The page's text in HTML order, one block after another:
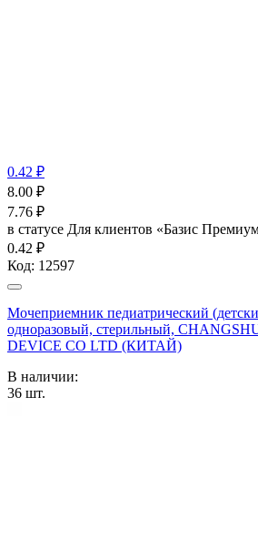
0.42 ₽
8.00 ₽
7.76 ₽
в статусе Для клиентов «Базис
0.42 ₽
Код: 12597
Мочеприемник педиатрический
одноразовый, стерильный,
DEVICE CO LTD (КИТАЙ)
В наличии:
36 шт.